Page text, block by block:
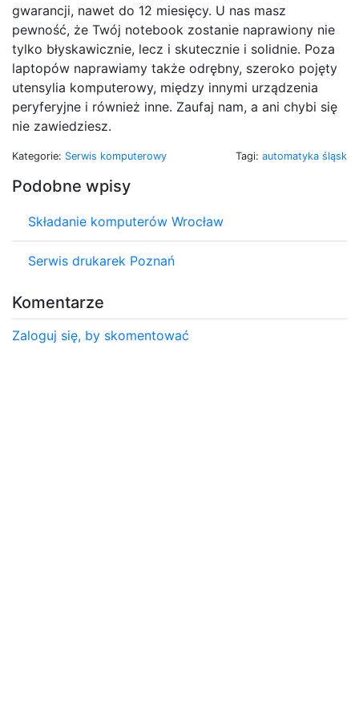
gwarancji, nawet do 12 miesięcy. U nas masz
pewność, że Twój notebook zostanie naprawiony nie
tylko błyskawicznie, lecz i skutecznie i solidnie. Poza
laptopów naprawiamy także odrębny, szeroko pojęty
utensylia komputerowy, między innymi urządzenia
peryferyjne i również inne. Zaufaj nam, a ani chybi się
nie zawiedziesz.
Kategorie: Serwis komputerowy Tagi: automatyka śląsk
Podobne wpisy
Składanie komputerów Wrocław
Serwis drukarek Poznań
Komentarze
Zaloguj się, by skomentować